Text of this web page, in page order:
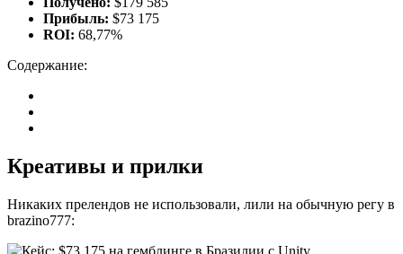
Прибыль: $73 175
ROI: 68,77%
Содержание:
Креативы и прилки
Никаких прелендов не использовали, лили на обычную регу в
brazino777: